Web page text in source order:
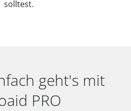
solltest.
geht's mit
PRO